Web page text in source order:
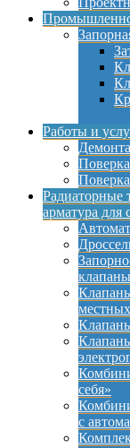
Работы и
Радиаторные
арматура для
клапаны
себя»
с